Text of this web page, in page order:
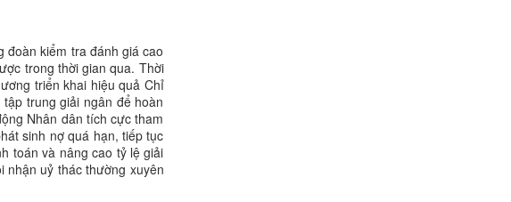
đoàn kiểm tra đánh giá cao
trong thời gian qua. Thời
triển khai hiệu quả Chỉ
trung giải ngân để hoàn
Nhân dân tích cực tham
sinh nợ quá hạn, tiếp tục
toán và nâng cao tỷ lệ giải
nhận uỷ thác thường xuyên